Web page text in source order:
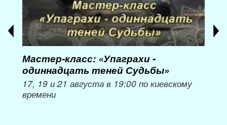
Мастер-класс: «Упаграхи -
одиннадцать теней Судьбы»
17, 19 и 21 августа в 19:00 по киевскому
времени